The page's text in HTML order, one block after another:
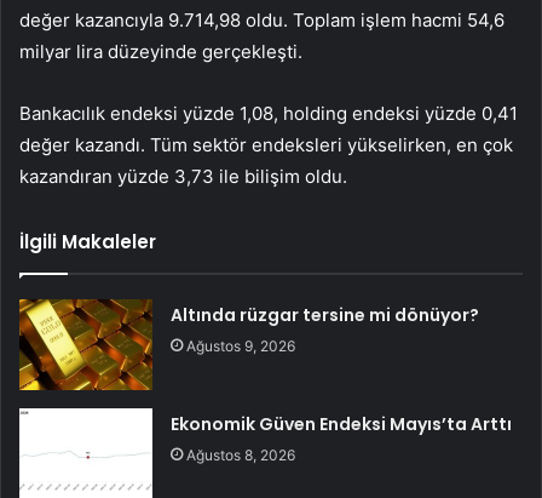
değer kazancıyla 9.714,98 oldu. Toplam işlem hacmi 54,6
milyar lira düzeyinde gerçekleşti.
Bankacılık endeksi yüzde 1,08, holding endeksi yüzde 0,41
değer kazandı. Tüm sektör endeksleri yükselirken, en çok
kazandıran yüzde 3,73 ile bilişim oldu.
İlgili Makaleler
Altında rüzgar tersine mi dönüyor?
Ağustos 9, 2026
Ekonomik Güven Endeksi Mayıs’ta Arttı
Ağustos 8, 2026